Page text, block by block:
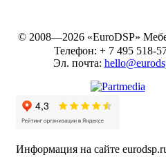
© 2008—2026 «EuroDSP»
Телефон: + 7 495 518-
Эл. почта:
Информация на сайте